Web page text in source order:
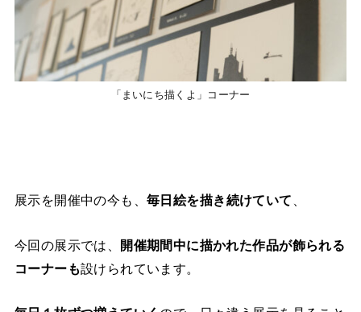
「まいにち描くよ」コーナー
展示を開催中の今も、毎日絵を描き続けていて
今回の展示では、 開催期間中に描かれた作品が飾られる
コーナーも設けられています。